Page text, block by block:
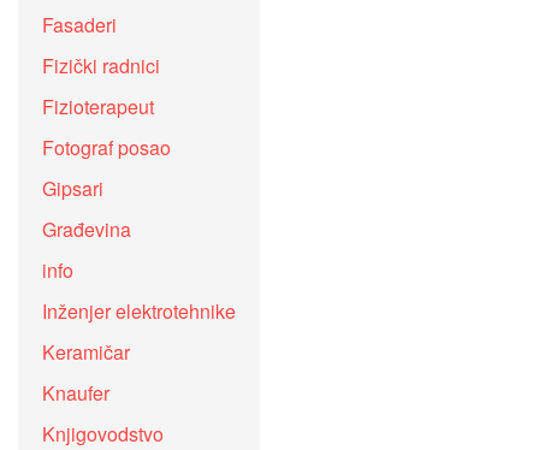
Fasaderi
Fizički radnici
Fizioterapeut
Fotograf posao
Gipsari
Građevina
info
Inženjer elektrotehnike
Keramičar
Knaufer
Knjigovodstvo